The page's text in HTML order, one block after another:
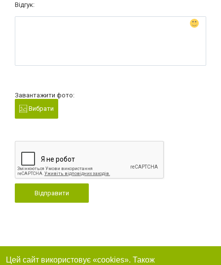
Відгук:
Завантажити фото:
Вибрати
Відправити
Цей сайт використовує «cookies». Також